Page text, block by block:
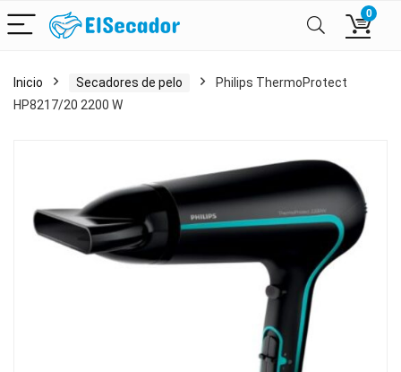
0
Inicio Secadores de pelo
Philips ThermoProtect
HP8217/20 2200 W